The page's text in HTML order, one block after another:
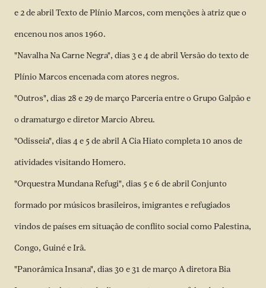
e 2 de abril Texto de Plínio Marcos, com menções à atriz que o
encenou nos anos 1960.
"Navalha Na Carne Negra", dias 3 e 4 de abril Versão do texto de
Plínio Marcos encenada com atores negros.
"Outros", dias 28 e 29 de março Parceria entre o Grupo Galpão e
o dramaturgo e diretor Marcio Abreu.
"Odisseia", dias 4 e 5 de abril A Cia Hiato completa 10 anos de
atividades visitando Homero.
"Orquestra Mundana Refugi", dias 5 e 6 de abril Conjunto
formado por músicos brasileiros, imigrantes e refugiados
vindos de países em situação de conflito social como Palestina,
Congo, Guiné e Irã.
"Panorâmica Insana", dias 30 e 31 de março A diretora Bia